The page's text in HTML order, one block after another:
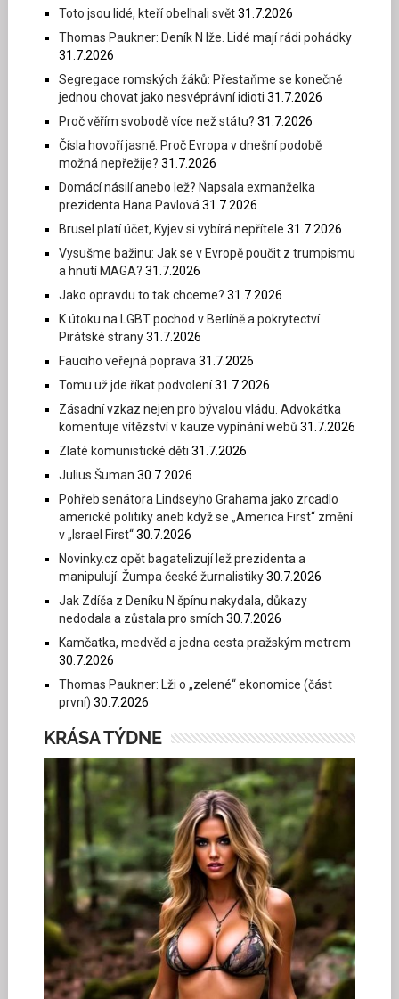
Toto jsou lidé, kteří obelhali svět31.7.2026
Thomas Paukner: Deník N lže. Lidé mají rádi pohádky
31.7.2026
Segregace romských žáků: Přestaňme se konečně
jednou chovat jako nesvéprávní idioti 31.7.2026
Proč věřím svobodě více než státu? 31.7.2026
Čísla hovoří jasně: Proč Evropa v dnešní podobě
možná nepřežije? 31.7.2026
Domácí násilí anebo lež? Napsala exmanželka
prezidenta Hana Pavlová 31.7.2026
Brusel platí účet, Kyjev si vybírá nepřítele 31.7.2026
Vysušme bažinu: Jak se v Evropě poučit z trumpismu
a hnutí MAGA? 31.7.2026
Jako opravdu to tak chceme? 31.7.2026
K útoku na LGBT pochod v Berlíně a pokrytectví
Pirátské strany31.7.2026
Fauciho veřejná poprava 31.7.2026
Tomu už jde říkat podvolení31.7.2026
Zásadní vzkaz nejen pro bývalou vládu. Advokátka
komentuje vítězství v kauze vypínání webů 31.7.2026
Zlaté komunistické děti 31.7.2026
Julius Šuman 30.7.2026
Pohřeb senátora Lindseyho Grahama jako zrcadlo
americké politiky aneb když se „America First“ změní
v „Israel First“30.7.2026
Novinky.cz opět bagatelizují lež prezidenta a
manipulují. Žumpa české žurnalistiky30.7.2026
Jak Zdíša z Deníku N špínu nakydala, důkazy
nedodala a zůstala pro smích 30.7.2026
Kamčatka, medvěd a jedna cesta pražským metrem
30.7.2026
Thomas Paukner: Lži o „zelené“ ekonomice (část
první) 30.7.2026
KRÁSA TÝDNE